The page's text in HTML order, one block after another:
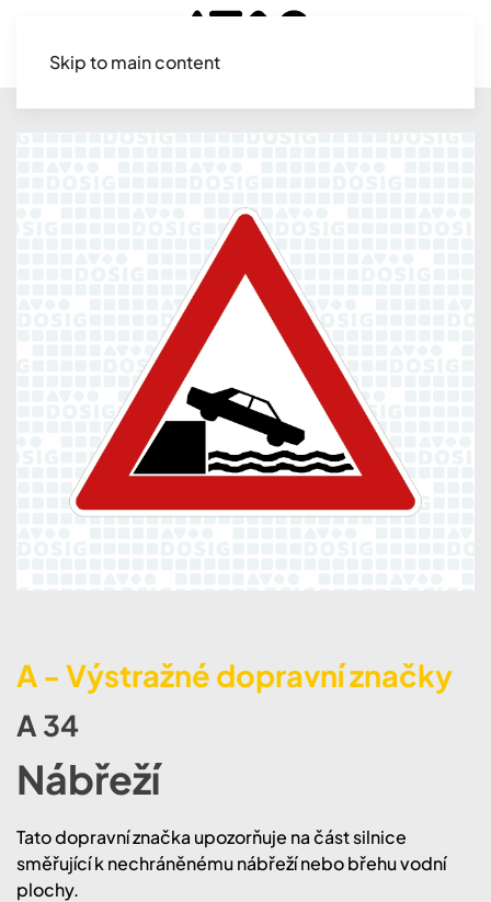
Skip to main content
A - Výstražné dopravní značky
A 34
Nábřeží
Tato dopravní značka upozorňuje na část silnice
směřující k nechráněnému nábřeží nebo břehu vodní
plochy.